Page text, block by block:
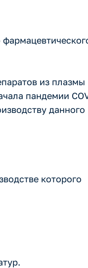
из плазмы
пандемии
данного
которого